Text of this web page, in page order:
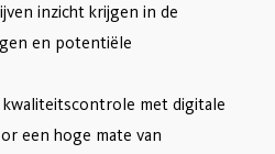
inzicht krijgen in de
en potentiële
kwaliteitscontrole met digitale
een hoge mate van